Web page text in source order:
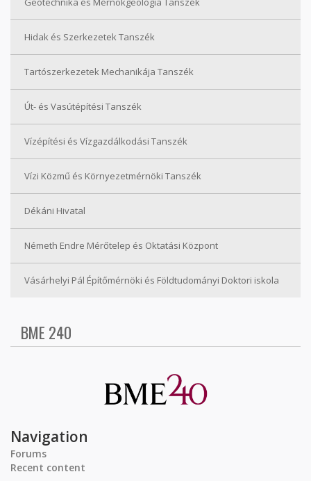
Hidak és Szerkezetek Tanszék
Tartószerkezetek Mechanikája Tanszék
Út- és Vasútépítési Tanszék
Vízépítési és Vízgazdálkodási Tanszék
Vízi Közmű és Környezetmérnöki Tanszék
Dékáni Hivatal
Németh Endre Mérőtelep és Oktatási Központ
Vásárhelyi Pál Építőmérnöki és Földtudományi Doktori iskola
BME 240
Navigation
Forums
Recent content